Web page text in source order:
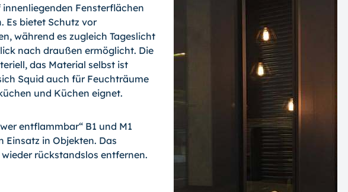
Fensterflächen
Es bietet Schutz vor
während es zugleich Tageslicht
nach draußen ermöglicht. Die
das Material selbst ist
Squid auch für Feuchträume
und Küchen eignet.
entflammbar“ B1 und M1
Einsatz in Objekten. Das
rückstandslos entfernen.